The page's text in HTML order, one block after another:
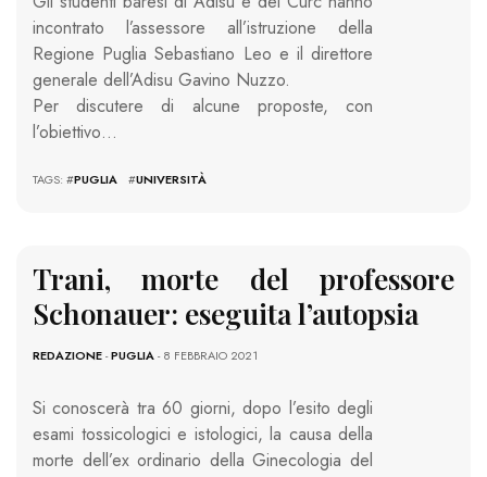
incontrato l’assessore all’istruzione della
Regione Puglia Sebastiano Leo e il direttore
generale dell’Adisu Gavino Nuzzo.
Per discutere di alcune proposte, con
l’obiettivo…
TAGS: #PUGLIA #UNIVERSITÀ
Trani, morte del professore
Schonauer: eseguita l’autopsia
REDAZIONE-PUGLIA- 8 FEBBRAIO 2021
Si conoscerà tra 60 giorni, dopo l’esito degli
esami tossicologici e istologici, la causa della
morte dell’ex ordinario della Ginecologia del